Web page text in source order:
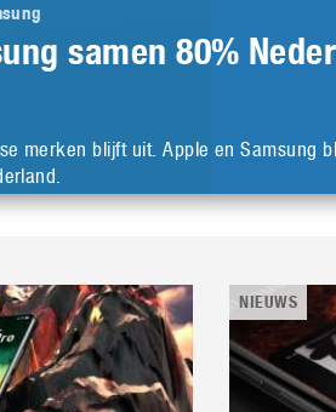
samen 80%
merken blijft uit. Apple en Samsung
NIEUWS